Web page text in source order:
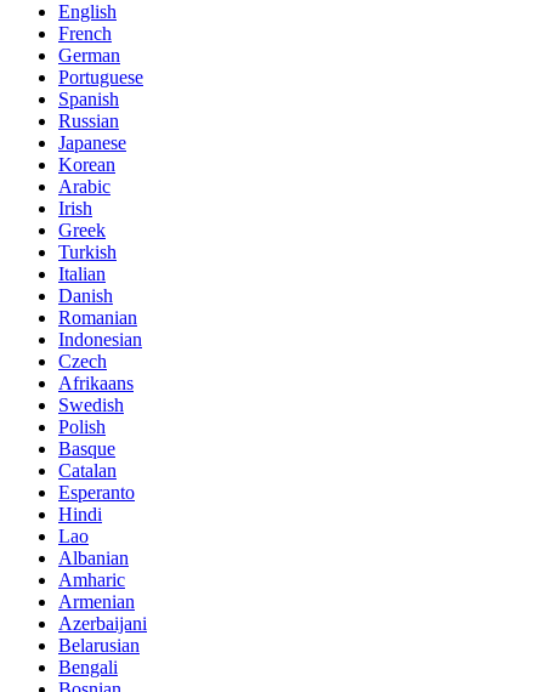
English
French
German
Portuguese
Spanish
Russian
Japanese
Korean
Arabic
Irish
Greek
Turkish
Italian
Danish
Romanian
Indonesian
Czech
Afrikaans
Swedish
Polish
Basque
Catalan
Esperanto
Hindi
Lao
Albanian
Amharic
Armenian
Azerbaijani
Belarusian
Bengali